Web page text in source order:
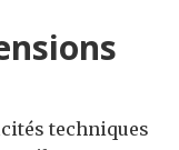
techniques